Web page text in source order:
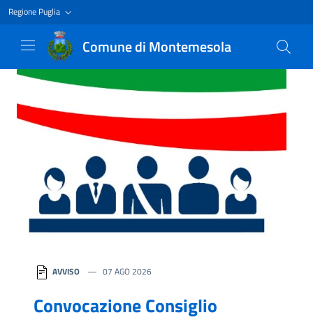
Regione Puglia
Comune di Montemesola
Homepage
AVVISO 07 AGO 2026
Convocazione Consiglio